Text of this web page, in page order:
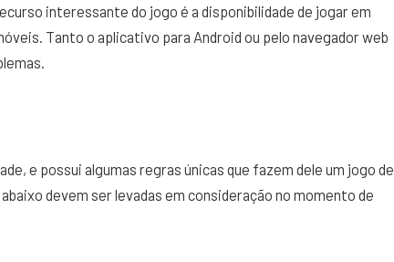
interessante do jogo é a disponibilidade de jogar em
Tanto o aplicativo para Android ou pelo navegador web
e possui algumas regras únicas que fazem dele um jogo de
devem ser levadas em consideração no momento de